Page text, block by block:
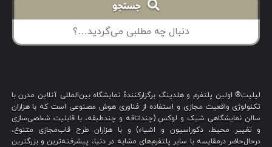
جستجو
لیلیت® اولین پلتفرم و هلدینگ برگزارکنندهٔ نمایشگاه بین‌المللی آنلاین مدرن با
تکنولوژی واقعیت مجازی و استفاده از فناوری هوش مصنوعی است که با هزاران
سالن نمایشگاهی شیک و لوکس (چنداتاقه و چندطبقه، با قابلیت شخصی‌سازی
و تغییر محیط، دکوراسیون و اشیاء) و با هزاران طرح قاب‌مجازی متنوع،
درحال‌حاضر درمقایسه با سایر پلتفرم‌های مشابه در دنیا، پیشرفته‌ترین و بزرگترین